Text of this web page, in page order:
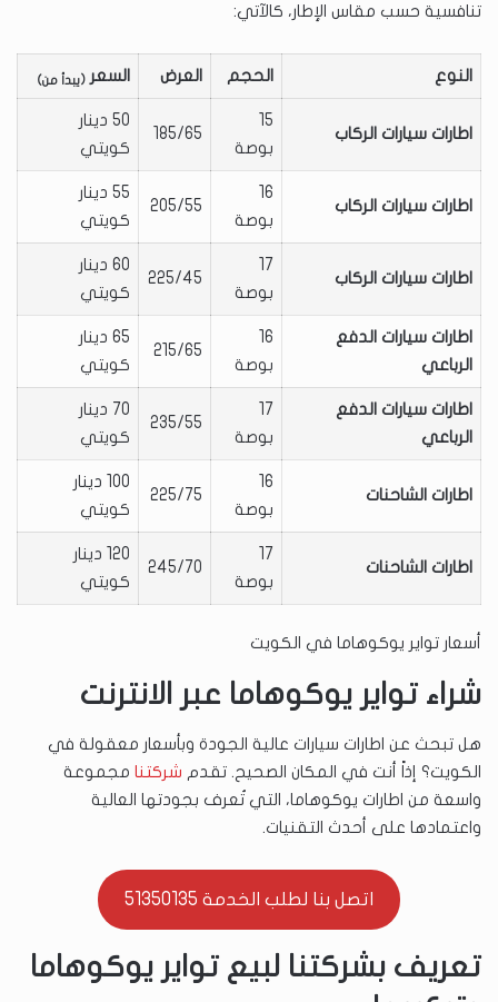
تنافسية حسب مقاس الإطار، كالآتي:
النوع الحجم العرض السعر(يبدأ من)
اطارات سيارات الركاب
15
بوصة
185/65
50 دينار
كويتي
اطارات سيارات الركاب
16
بوصة
205/55
55 دينار
كويتي
اطارات سيارات الركاب
17
بوصة
225/45
60 دينار
كويتي
اطارات سيارات الدفع
الرباعي
16
بوصة
215/65
65 دينار
كويتي
اطارات سيارات الدفع
الرباعي
17
بوصة
235/55
70 دينار
كويتي
اطارات الشاحنات
16
بوصة
225/75
100 دينار
كويتي
اطارات الشاحنات
17
بوصة
245/70
120 دينار
كويتي
أسعار تواير يوكوهاما في الكويت
شراء تواير يوكوهاما عبر الانترنت
هل تبحث عن اطارات سيارات عالية الجودة وبأسعار معقولة في
الكويت؟ إذاً أنت في المكان الصحيح. تقدم شركتنا مجموعة
واسعة من اطارات يوكوهاما، التي تُعرف بجودتها العالية
واعتمادها على أحدث التقنيات.
اتصل بنا لطلب الخدمة 51350135
تعريف بشركتنا لبيع تواير يوكوهاما